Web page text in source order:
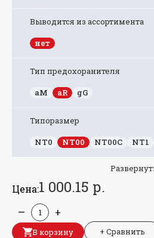
Выводится из ассортимента
нет
Тип предохоранителя
aM
aR gG
Типоразмер
NT0
NT00 NT00C NT1
Цена:1 000.15 р.
— +
В корзину + Сравнить